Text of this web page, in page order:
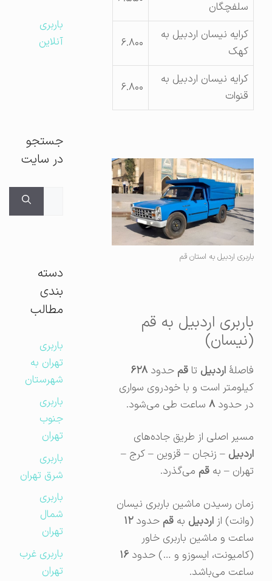
سلفچگان
کرایه نیسان اردبیل به
کهک
۶.۸۰۰
کرایه نیسان اردبیل به
قنوات
۶.۸۰۰
باربری اردبیل به استان قم
باربری اردبیل به قم
(نیسان)
فاصلهٔاردبیلتاقمحدود۶۲۸
کیلومتر است و با خودروی سواری
در حدود۸ساعت طی می‌شود.
مسیر اصلی از طریق جاده‌های
اردبیل– زنجان – قزوین – کرج –
تهران – بهقممی‌گذرد.
زمان رسیدن ماشین باربری نیسان
(وانت) ازاردبیلبهقمحدود۱۲
ساعت و ماشین باربری خاور
(کامیونت، ایسوزو و …) حدود۱۶
ساعت می‌باشد.
باربری
آنلاین
جستجو
در سایت
دسته
بندی
مطالب
باربری
تهران به
شهرستان
باربری
جنوب
تهران
باربری
شرق تهران
باربری
شمال
تهران
باربری غرب
تهران